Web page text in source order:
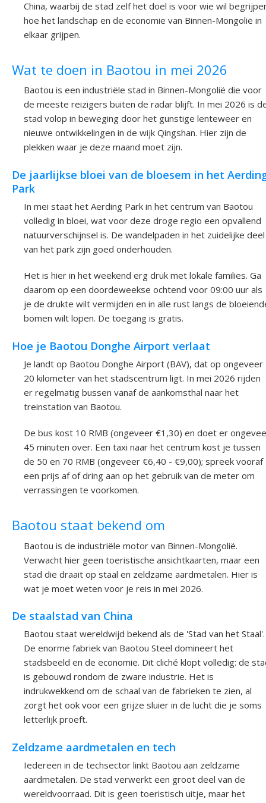
China, waarbij de stad zelf het doel is voor wie wil
hoe het landschap en de economie van Binnen-Mongolië in
elkaar grijpen.
Wat te doen in Baotou in mei 2026
Baotou is een industriële stad in Binnen-Mongolië die voor
de meeste reizigers buiten de radar blijft. In mei 2026 is
stad volop in beweging door het gunstige lenteweer en
nieuwe ontwikkelingen in de wijk Qingshan. Hier zijn de
plekken waar je deze maand moet zijn.
De jaarlijkse bloei van de bloesem in het
Park
In mei staat het Aerding Park in het centrum van Baotou
volledig in bloei, wat voor deze droge regio een opvallend
natuurverschijnsel is. De wandelpaden in het zuidelijke deel
van het park zijn goed onderhouden.
Het is hier in het weekend erg druk met lokale families. Ga
daarom op een doordeweekse ochtend voor 09:00 uur als
je de drukte wilt vermijden en in alle rust langs de
bomen wilt lopen. De toegang is gratis.
Hoe je Baotou Donghe Airport verlaat
Je landt op Baotou Donghe Airport (BAV), dat op ongeveer
20 kilometer van het stadscentrum ligt. In mei 2026 rijden
er regelmatig bussen vanaf de aankomsthal naar het
treinstation van Baotou.
De bus kost 10 RMB (ongeveer €1,30) en doet er
45 minuten over. Een taxi naar het centrum kost je tussen
de 50 en 70 RMB (ongeveer €6,40 - €9,00); spreek vooraf
een prijs af of dring aan op het gebruik van de meter om
verrassingen te voorkomen.
Baotou staat bekend om
Baotou is de industriële motor van Binnen-Mongolië.
Verwacht hier geen toeristische ansichtkaarten, maar een
stad die draait op staal en zeldzame aardmetalen. Hier is
wat je moet weten voor je reis in mei 2026.
De staalstad van China
Baotou staat wereldwijd bekend als de 'Stad van het Staal'.
De enorme fabriek van Baotou Steel domineert het
stadsbeeld en de economie. Dit cliché klopt volledig: de
is gebouwd rondom de zware industrie. Het is
indrukwekkend om de schaal van de fabrieken te zien, al
zorgt het ook voor een grijze sluier in de lucht die je soms
letterlijk proeft.
Zeldzame aardmetalen en tech
Iedereen in de techsector linkt Baotou aan zeldzame
aardmetalen. De stad verwerkt een groot deel van de
wereldvoorraad. Dit is geen toeristisch uitje, maar het